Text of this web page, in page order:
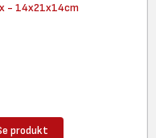
- 14x21x14cm
produkt